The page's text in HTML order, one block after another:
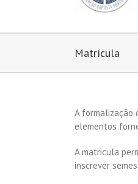
Matrícula
A formalização
elementos
A matricula
inscrever